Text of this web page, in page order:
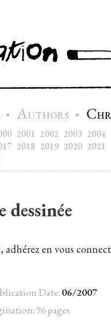
• AUTHORS • C
2001 2002 2003 2004
2018 2019 2020 2021
dessinée
en vous
Date: 06/2007
96 pages